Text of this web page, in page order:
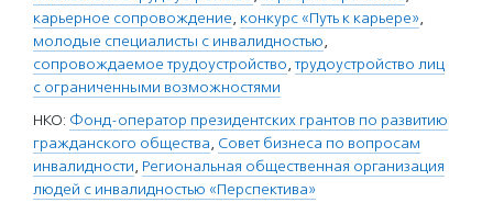
карьерное сопровождение, конкурс «Путь к карьере»,
молодые специалисты с инвалидностью,
сопровождаемое трудоустройство,трудоустройство лиц
с ограниченными возможностями
НКО: Фонд-оператор президентских грантов по развитию
гражданского общества, Совет бизнеса по вопросам
инвалидности, Региональная общественная организация
людей с инвалидностью «Перспектива»